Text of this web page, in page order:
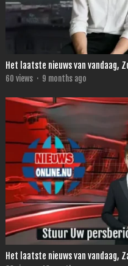
Het laatste nieuws van vandaag,
60 views · 9 months ago
Het laatste nieuws van vandaag,